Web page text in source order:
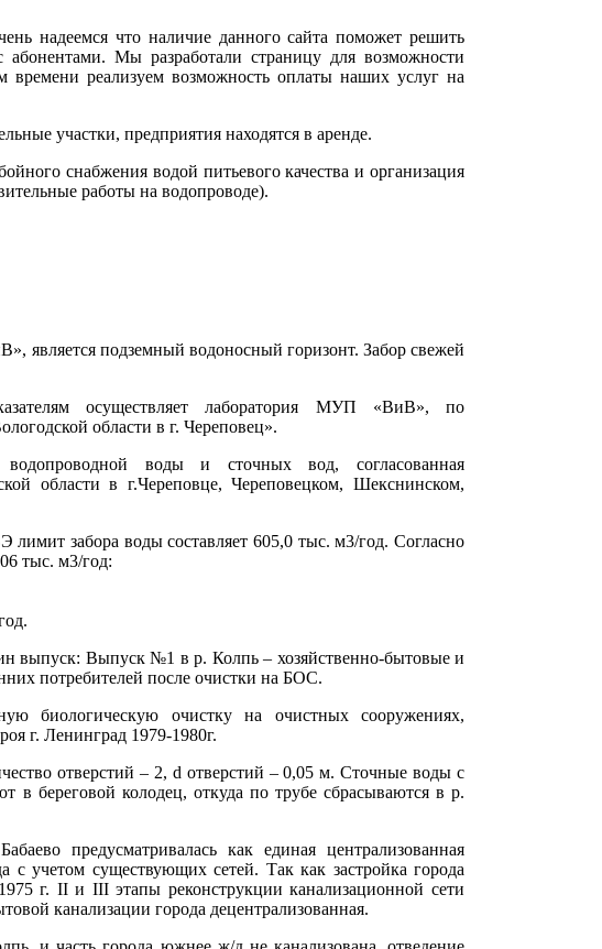
надеемся что наличие данного сайта поможет решить
Мы разработали страницу для возможности
времени реализуем возможность оплаты наших услуг на
участки, предприятия находятся в аренде.
снабжения водой питьевого качества и организация
работы на водопроводе).
является подземный водоносный горизонт. Забор свежей
осуществляет лаборатория МУП «ВиВ», по
области в г. Череповец».
водопроводной воды и сточных вод, согласованная
области в г.Череповце, Череповецком, Шекснинском,
забора воды составляет 605,0 тыс. м3/год. Согласно
тыс. м3/год:
выпуск: Выпуск №1 в р. Колпь – хозяйственно-бытовые и
потребителей после очистки на БОС.
биологическую очистку на очистных сооружениях,
г. Ленинград 1979-1980г.
отверстий – 2, d отверстий – 0,05 м. Сточные воды с
береговой колодец, откуда по трубе сбрасываются в р.
предусматривалась как единая централизованная
с учетом существующих сетей. Так как застройка города
г. II и III этапы реконструкции канализационной сети
канализации города децентрализованная.